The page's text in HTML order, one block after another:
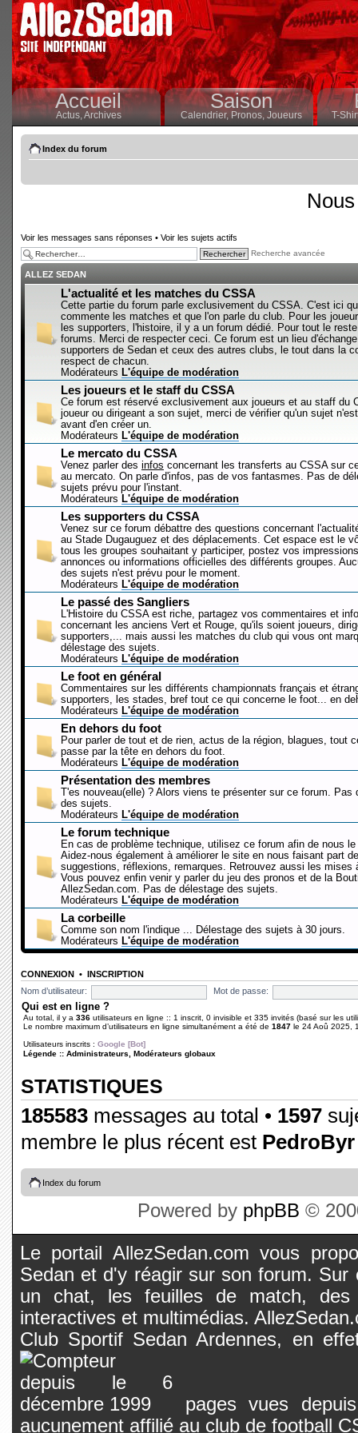
Accueil
Actus,Archives
Saison
Calendrier,Pronos, Joueurs T-
Index du forum
Voir les messages sans réponses • Voir les sujets actifs
Recherche avancée
ALLEZ SEDAN
L'actualité et les matches du CSSA
Cette partie du forum parle exclusivement du CSSA. C'est ici
commente les matches et que l'on parle du club. Pour les
les supporters, l'histoire, il y a un forum dédié. Pour tout le
forums. Merci de respecter ceci. Ce forum est un lieu
supporters de Sedan et ceux des autres clubs, le tout dans la
respect de chacun.
Modérateurs L'équipe de modération
Les joueurs et le staff du CSSA
Ce forum est réservé exclusivement aux joueurs et au staff du
joueur ou dirigeant a son sujet, merci de vérifier qu'un sujet
avant d'en créer un.
Modérateurs L'équipe de modération
Le mercato du CSSA
Venez parler des infos concernant les transferts au CSSA sur
au mercato. On parle d'infos, pas de vos fantasmes. Pas de
sujets prévu pour l'instant.
Modérateurs L'équipe de modération
Les supporters du CSSA
Venez sur ce forum débattre des questions concernant
au Stade Dugauguez et des déplacements. Cet espace est le
tous les groupes souhaitant y participer, postez vos
annonces ou informations officielles des différents groupes.
des sujets n'est prévu pour le moment.
Modérateurs L'équipe de modération
Le passé des Sangliers
L'Histoire du CSSA est riche, partagez vos commentaires et
concernant les anciens Vert et Rouge, qu'ils soient joueurs,
supporters,... mais aussi les matches du club qui vous ont
délestage des sujets.
Modérateurs L'équipe de modération
Le foot en général
Commentaires sur les différents championnats français et
supporters, les stades, bref tout ce qui concerne le foot... en
Modérateurs L'équipe de modération
En dehors du foot
Pour parler de tout et de rien, actus de la région, blagues, tout
passe par la tête en dehors du foot.
Modérateurs L'équipe de modération
Présentation des membres
T'es nouveau(elle) ? Alors viens te présenter sur ce forum. Pas
des sujets.
Modérateurs L'équipe de modération
Le forum technique
En cas de problème technique, utilisez ce forum afin de nous le
Aidez-nous également à améliorer le site en nous faisant part
suggestions, réflexions, remarques. Retrouvez aussi les mises
Vous pouvez enfin venir y parler du jeu des pronos et de la
AllezSedan.com. Pas de délestage des sujets.
Modérateurs L'équipe de modération
La corbeille
Comme son nom l'indique ... Délestage des sujets à 30 jours.
Modérateurs L'équipe de modération
CONNEXION • INSCRIPTION
Nom d’utilisateur:
Mot de passe:
Qui est en ligne ?
Au total, il y a 336 utilisateurs en ligne :: 1 inscrit, 0 invisible et 335 invités (basé sur les
Le nombre maximum d’utilisateurs en ligne simultanément a été de 1847 le 24 Aoû 2025,
Utilisateurs inscrits : Google [Bot]
Légende :: Administrateurs Modérateurs globaux
STATISTIQUES
185583 messages au total • 1597
membre le plus récent est PedroByr
Index du forum
Powered by phpBB ©
Le portail AllezSedan.com vous
Sedan et d'y réagir sur son forum.
un chat, les feuilles de match, des
interactives et multimédias.
Club Sportif Sedan Ardennes, en
pages vues
aucunement affilié au club de football